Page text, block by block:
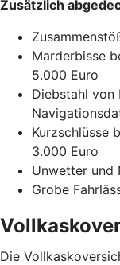
Zusätzlich
Marderbisse
5.000 Euro
Diebstahl von
Kurzschlüsse
3.000 Euro
Unwetter und
Grobe
Die